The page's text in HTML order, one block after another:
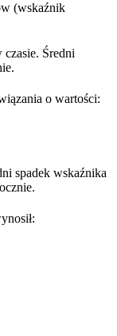
(wskaźnik
czasie. Średni
o wartości:
spadek wskaźnika